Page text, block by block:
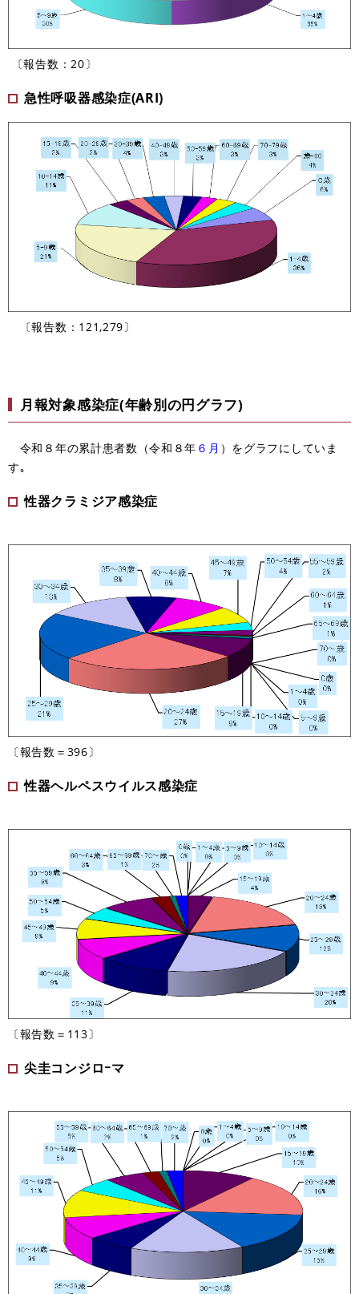
〔報告数：20〕
急性呼吸器感染症(ARI)
〔報告数：121,279〕
月報対象感染症(年齢別の円グラフ)
令和８年の累計患者数（令和８年 ６月 ）をグラフにしていま
す｡
性器クラミジア感染症
〔報告数＝396〕
性器ヘルペスウイルス感染症
〔報告数＝113〕
尖圭コンジロｰマ